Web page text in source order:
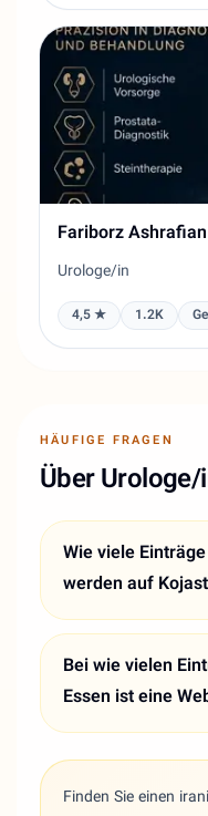
Fariborz Ashrafian
Urologe/in
4,5 ★ 1.2K
HÄUFIGE FRAGEN
Über Urologe/
Wie viele
werden auf
Bei wie vielen
Essen ist eine
Finden Sie einen